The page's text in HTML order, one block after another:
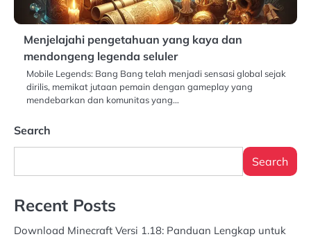
Menjelajahi pengetahuan yang kaya dan
mendongeng legenda seluler
Mobile Legends: Bang Bang telah menjadi sensasi global sejak
dirilis, memikat jutaan pemain dengan gameplay yang
mendebarkan dan komunitas yang…
Search
Search
Recent Posts
Download Minecraft Versi 1.18: Panduan Lengkap untuk